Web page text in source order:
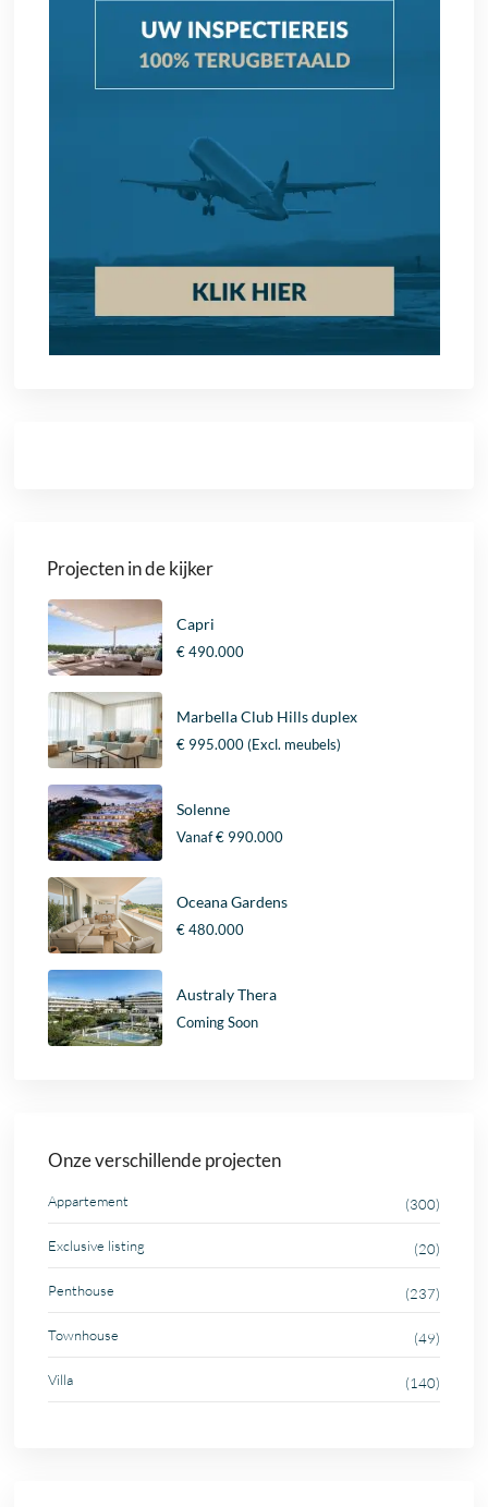
Projecten in de kijker
Capri
€ 490.000
Marbella Club Hills duplex
€ 995.000(Excl. meubels)
Solenne
Vanaf€ 990.000
Oceana Gardens
€ 480.000
Australy Thera
Coming Soon
Onze verschillende projecten
Appartement (300)
Exclusive listing (20)
Penthouse (237)
Townhouse (49)
Villa (140)